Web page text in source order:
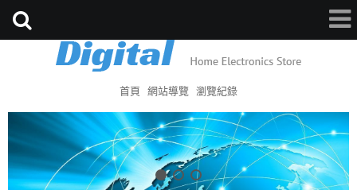
首頁 網站導覽 瀏覽紀錄